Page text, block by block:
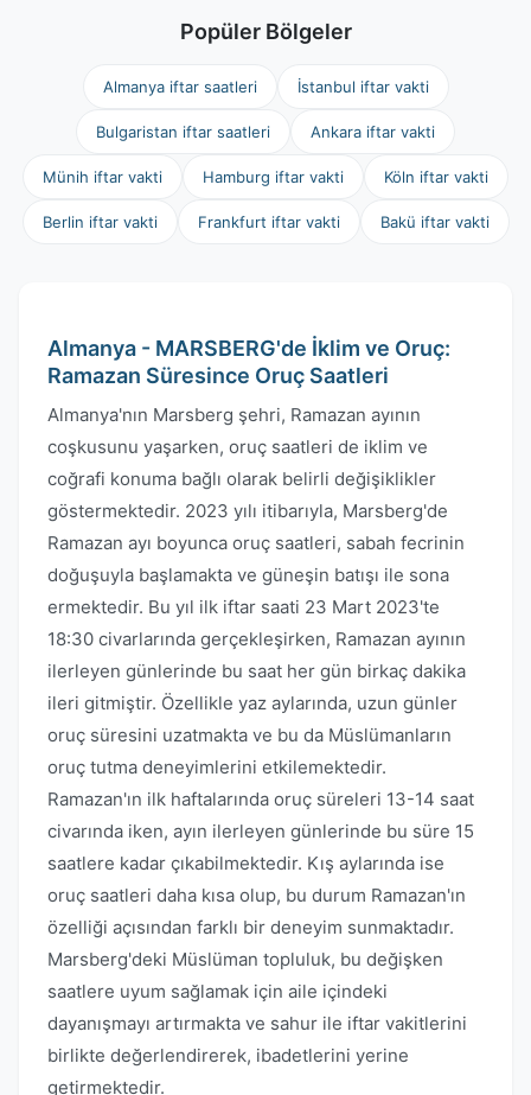
Popüler Bölgeler
Almanya iftar saatleri İstanbul iftar vakti
Bulgaristan iftar saatleri Ankara iftar vakti
Münih iftar vakti Hamburg iftar vakti Köln iftar vakti
Berlin iftar vakti Frankfurt iftar vakti Bakü iftar vakti
Almanya - MARSBERG'de İklim ve Oruç:
Ramazan Süresince Oruç Saatleri
Almanya'nın Marsberg şehri, Ramazan ayının
coşkusunu yaşarken, oruç saatleri de iklim ve
coğrafi konuma bağlı olarak belirli değişiklikler
göstermektedir. 2023 yılı itibarıyla, Marsberg'de
Ramazan ayı boyunca oruç saatleri, sabah fecrinin
doğuşuyla başlamakta ve güneşin batışı ile sona
ermektedir. Bu yıl ilk iftar saati 23 Mart 2023'te
18:30 civarlarında gerçekleşirken, Ramazan ayının
ilerleyen günlerinde bu saat her gün birkaç dakika
ileri gitmiştir. Özellikle yaz aylarında, uzun günler
oruç süresini uzatmakta ve bu da Müslümanların
oruç tutma deneyimlerini etkilemektedir.
Ramazan'ın ilk haftalarında oruç süreleri 13-14 saat
civarında iken, ayın ilerleyen günlerinde bu süre 15
saatlere kadar çıkabilmektedir. Kış aylarında ise
oruç saatleri daha kısa olup, bu durum Ramazan'ın
özelliği açısından farklı bir deneyim sunmaktadır.
Marsberg'deki Müslüman topluluk, bu değişken
saatlere uyum sağlamak için aile içindeki
dayanışmayı artırmakta ve sahur ile iftar vakitlerini
birlikte değerlendirerek, ibadetlerini yerine
getirmektedir.